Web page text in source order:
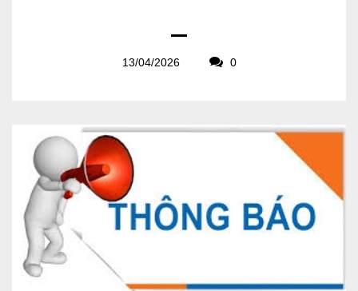
13/04/2026 0